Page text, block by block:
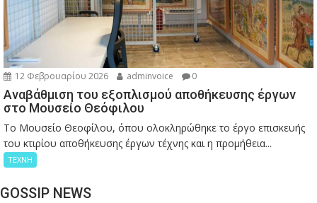
12 Φεβρουαρίου 2026 adminvoice 0
Αναβάθμιση του εξοπλισμού αποθήκευσης έργων
στο Μουσείο Θεόφιλου
Το Μουσείο Θεοφίλου, όπου ολοκληρώθηκε το έργο επισκευής
του κτιρίου αποθήκευσης έργων τέχνης και η προμήθεια...
ΤΕΧΝΗ
GOSSIP NEWS